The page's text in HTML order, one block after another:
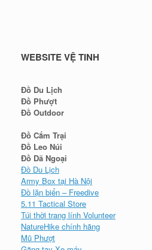
WEBSITE VỆ TINH
Đồ Du Lịch
Đồ Phượt
Đồ Outdoor
Đồ Cắm Trại
Đồ Leo Núi
Đồ Dã Ngoại
Đồ Du Lịch
Army Box tại Hà Nội
Đồ lặn biển – Freedive
5.11 Tactical Store
Túi thời trang lính Volunteer
NatureHike chính hãng
Mũ Phượt